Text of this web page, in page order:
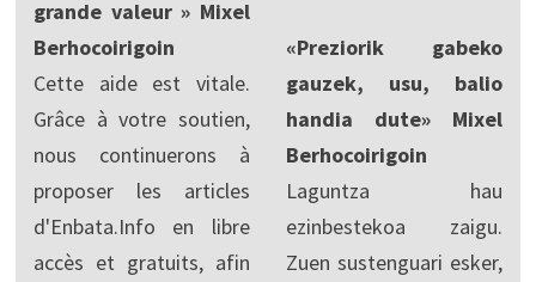
grande valeur » Mixel
Berhocoirigoin
Cette aide est vitale.
Grâce à votre soutien,
nous continuerons à
proposer les articles
d'Enbata.Info en libre
accès et gratuits, afin
«Preziorik gabeko
gauzek, usu, balio
handia dute» Mixel
Berhocoirigoin
Laguntza hau
ezinbestekoa zaigu.
Zuen sustenguari esker,